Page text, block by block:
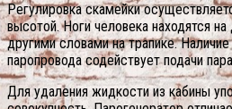
Регулировка скамейки
высотой. Ноги человека находятся
другими словами на трапике.
паропровода содействует подачи
Для удаления жидкости из кабины